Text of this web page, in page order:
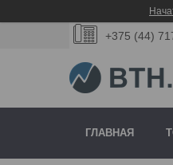
+375 (44)
ГЛАВНАЯ